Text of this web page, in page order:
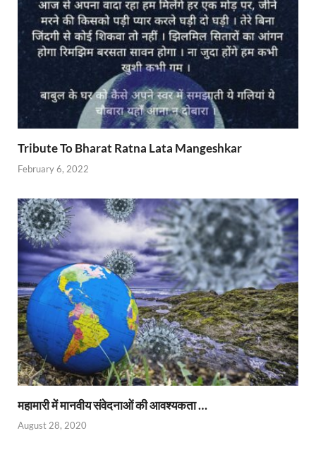
Tribute To Bharat Ratna Lata Mangeshkar
February 6, 2022
महामारी में मानवीय संवेदनाओं की आवश्यकता …
August 28, 2020